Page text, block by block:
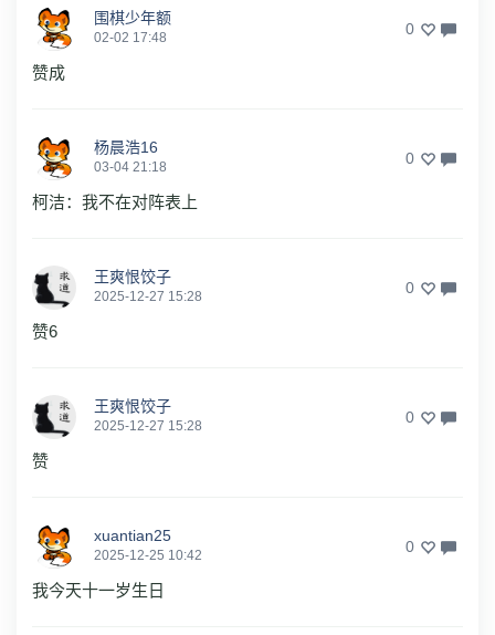
围棋少年额
02-02 17:48 0
赞成
杨晨浩16
03-04 21:18 0
柯洁：我不在对阵表上
王爽恨饺子
2025-12-27 15:28 0
赞6
王爽恨饺子
2025-12-27 15:28 0
赞
xuantian25
2025-12-25 10:42 0
我今天十一岁生日